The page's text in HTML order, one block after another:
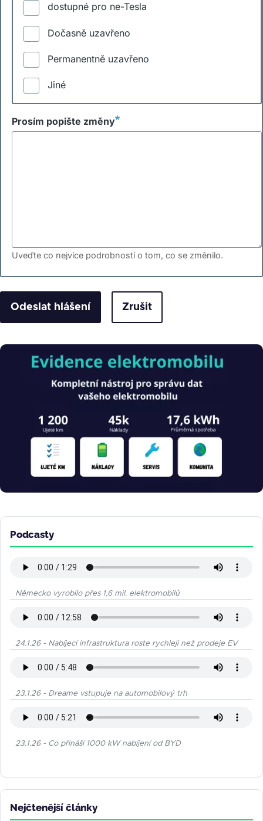
dostupné pro ne-Tesla
Dočasně uzavřeno
Permanentně uzavřeno
Jiné
Prosím popište změny
Uveďte co nejvíce podrobností o tom, co se změnilo.
Zrušit
Obrázek
Podcasty
Německo vyrobilo přes 1,6 mil. elektromobilů
24.1.26 - Nabíjecí infrastruktura roste rychleji než prodeje EV
23.1.26 - Dreame vstupuje na automobilový trh
23.1.26 - Co přináší 1000 kW nabíjení od BYD
Nejčtenější články